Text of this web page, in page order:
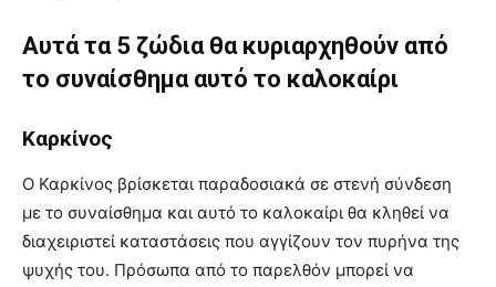
Αυτά τα 5 ζώδια θα κυριαρχηθούν από
το συναίσθημα αυτό το καλοκαίρι
Καρκίνος
Ο Καρκίνος βρίσκεται παραδοσιακά σε στενή σύνδεση
με το συναίσθημα και αυτό το καλοκαίρι θα κληθεί να
διαχειριστεί καταστάσεις που αγγίζουν τον πυρήνα της
ψυχής του. Πρόσωπα από το παρελθόν μπορεί να